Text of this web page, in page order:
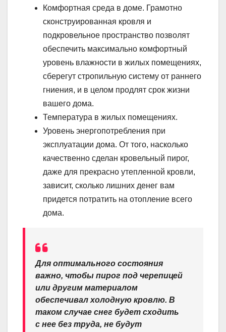
Комфортная среда в доме. Грамотно
сконструированная кровля и
подкровельное пространство позволят
обеспечить максимально комфортный
уровень влажности в жилых помещениях,
сберегут стропильную систему от раннего
гниения, и в целом продлят срок жизни
вашего дома.
Температура в жилых помещениях.
Уровень энергопотребления при
эксплуатации дома. От того, насколько
качественно сделан кровельный пирог,
даже для прекрасно утепленной кровли,
зависит, сколько лишних денег вам
придется потратить на отопление всего
дома.
Для оптимального состояния
важно, чтобы пирог под черепицей
или другим материалом
обеспечивал холодную кровлю. В
таком случае снег будет сходить
с нее без труда, не будут